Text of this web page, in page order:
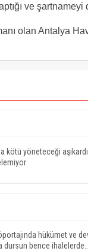
ve
olan Antalya
kötü yöneteceği
hükümet ve
dursun bence ihalelerde..